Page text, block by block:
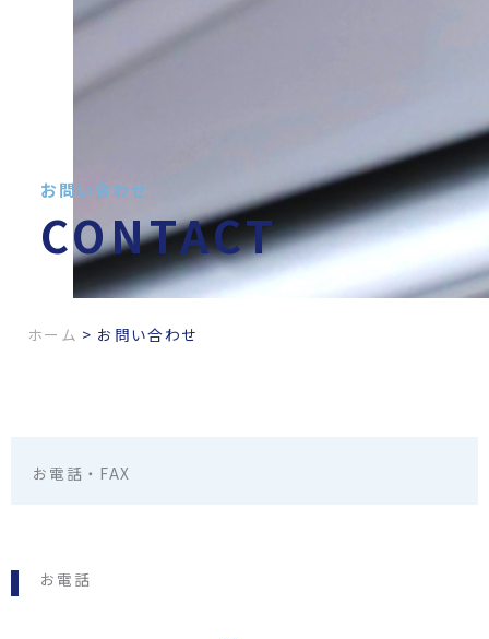
お問い合わせ
CONTACT
ホーム > お問い合わせ
お電話・FAX
お電話